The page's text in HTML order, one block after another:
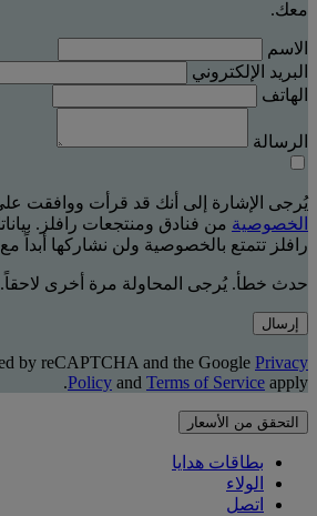
معك.
الاسم
البريد الإلكتروني
الهاتف
الرسالة
يُرجى الإشارة إلى أنك قد قرأت ووافقت
الخصوصية من فنادق ومنتجعات رافلز.
رافلز تتمتع بالخصوصية ولن نشاركها أبداً
حدث خطأ. يُرجى المحاولة مرة أخرى لاحقاً.
إرسال
by reCAPTCHA and the Google Privacy
Policy and Terms of Service apply.
التحقق من الأسعار
بطاقات هدايا
الولاء
اتصل